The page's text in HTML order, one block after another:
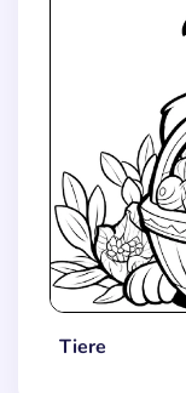
Tiere